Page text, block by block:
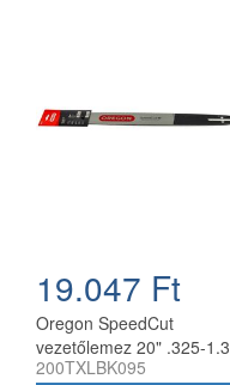
19.047 Ft
Oregon SpeedCut
vezetőlemez 20" .325-1.3
mm 78 szem Husqvarna
200TXLBK095